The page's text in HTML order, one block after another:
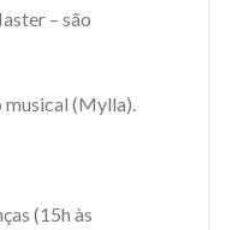
– são
musical (Mylla).
(15h às